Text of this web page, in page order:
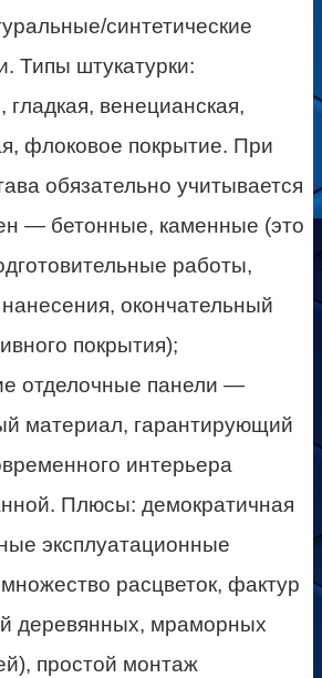
синтетические
Типы штукатурки:
гладкая, венецианская,
флоковое покрытие. При
обязательно учитывается
— бетонные, каменные (это
работы,
окончательный
покрытия);
отделочные панели —
материал, гарантирующий
интерьера
Плюсы: демократичная
эксплуатационные
расцветок, фактур
деревянных, мраморных
простой монтаж